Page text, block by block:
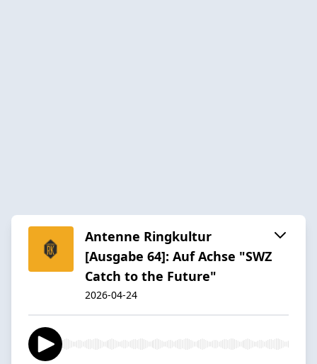
Antenne Ringkultur
[Ausgabe 64]: Auf Achse "SWZ
Catch to the Future"
2026-04-24